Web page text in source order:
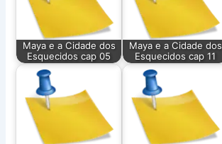
Maya e a Cidade dos
Esquecidos cap 05
Maya e a Cidade dos
Esquecidos cap 11